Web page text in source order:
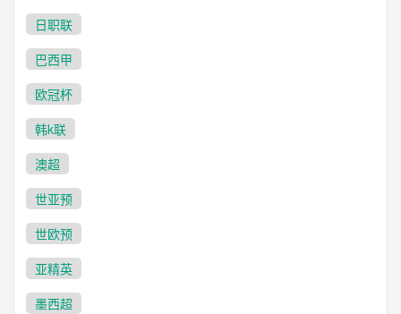
日职联
巴西甲
欧冠杯
韩k联
澳超
世亚预
世欧预
亚精英
墨西超